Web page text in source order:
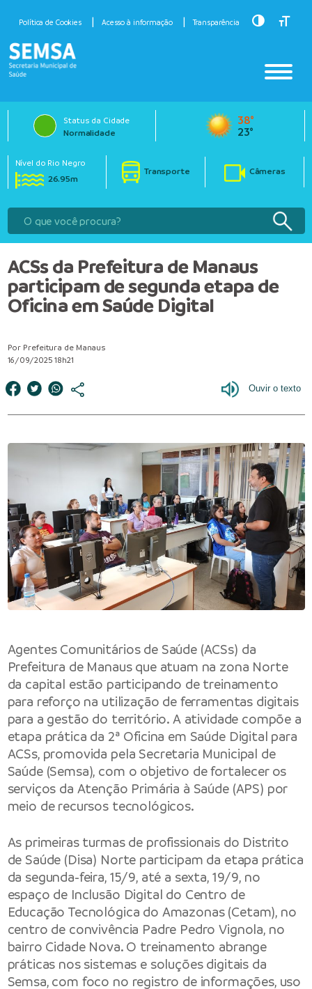
Política de Cookies Acesso à informação Transparência Toggle
Status da Cidade
Normalidade
38°
23°
Nível do Rio Negro
26.95m
Transporte Câmeras
ACSs da Prefeitura de Manaus
participam de segunda etapa de
Oficina em Saúde Digital
Por Prefeitura de Manaus
16/09/2025 18h21
Agentes Comunitários de Saúde (ACSs) da
Prefeitura de Manaus que atuam na zona Norte
da capital estão participando de treinamento
para reforço na utilização de ferramentas digitais
para a gestão do território. A atividade compõe a
etapa prática da 2ª Oficina em Saúde Digital para
ACSs, promovida pela Secretaria Municipal de
Saúde (Semsa), com o objetivo de fortalecer os
serviços da Atenção Primária à Saúde (APS) por
meio de recursos tecnológicos.
As primeiras turmas de profissionais do Distrito
de Saúde (Disa) Norte participam da etapa prática
da segunda-feira, 15/9, até a sexta, 19/9, no
espaço de Inclusão Digital do Centro de
Educação Tecnológica do Amazonas (Cetam), no
centro de convivência Padre Pedro Vignola, no
bairro Cidade Nova. O treinamento abrange
práticas nos sistemas e soluções digitais da
Semsa, com foco no registro de informações, uso